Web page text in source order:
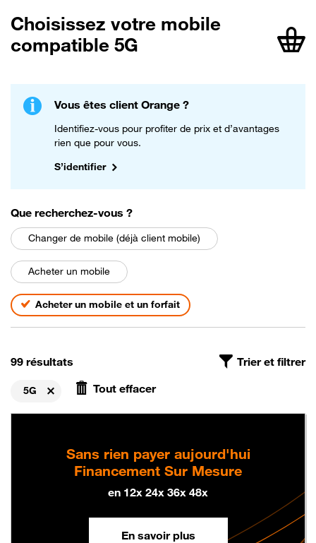
Choisissez votre mobile
compatible 5G
Vous êtes client Orange ?
Identifiez-vous pour profiter de prix et d’avantages
rien que pour vous.
S’identifier
Que recherchez-vous parmi les choix suivants
?
Changer de mobile (déjà client mobile)
Acheter un mobile
Acheter un mobile et un forfait
On a trouvé
99 résultats , avec le filtre Compatibilité 5G, triés par
Trier et filtrer
5G
Tout effacer
Sans rien payer aujourd'hui
Financement Sur Mesure
en 12x 24x 36x 48x
En savoir plus